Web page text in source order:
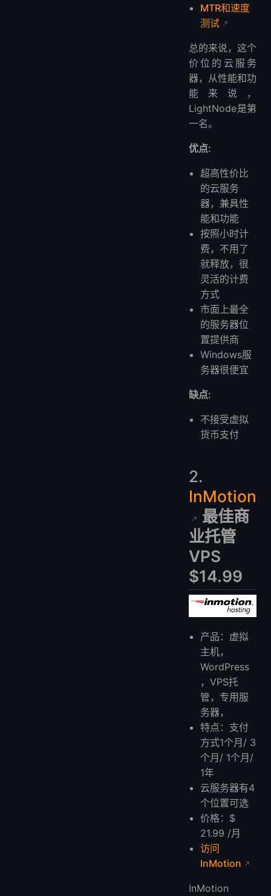
MTR和速度
测试
总的来说，这个
价位的云服务
器，从性能和功
能来说，
LightNode是第
一名。
优点:
超高性价比
的云服务
器，兼具性
能和功能
按照小时计
费，不用了
就释放，很
灵活的计费
方式
市面上最全
的服务器位
置提供商
Windows服
务器很便宜
缺点:
不接受虚拟
货币支付
2.
InMotion
最佳商
业托管
VPS
$14.99
产品：虚拟
主机，
WordPress
，VPS托
管，专用服
务器，
特点：支付
方式1个月/ 3
个月/ 1个月/
1年
云服务器有4
个位置可选
价格：$
21.99 /月
访问
InMotion
InMotion